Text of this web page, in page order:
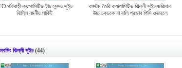
পরিবাহী ক্যাপাসিটিভ টাচ সেন্সর সুইচ
ঝিল্লি নমনীয় সার্কিট
কাস্টম তৈরি ক্যাপাসিটিভ ঝিল্লী সুইচ জরিমানা
উচ্চ চকচকে বা বালি প্রভাব পিসি ওভারলে
ঝিল্লী সুইচ (44)